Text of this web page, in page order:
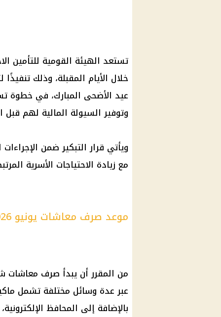
تستعد الهيئة القومية للتأمين
خلال الأيام المقبلة، وذلك
عيد الأضحى المبارك، في خطوة
وتوفير السيولة المالية لهم قبل
ويأتي قرار التبكير ضمن
مع زيادة الاحتياجات الأسرية
موعد صرف معاشات يونيو 2026
من المقرر أن يبدأ صرف معاشات
عبر عدة وسائل مختلفة تشمل
بالإضافة إلى المحافظ الإلكترونية